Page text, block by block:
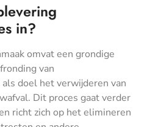
in?
omvat een grondige
van
doel het verwijderen van
Dit proces gaat verder
richt zich op het elimineren